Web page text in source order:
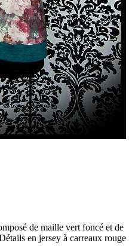
de maille vert foncé et de
en jersey à carreaux rouge